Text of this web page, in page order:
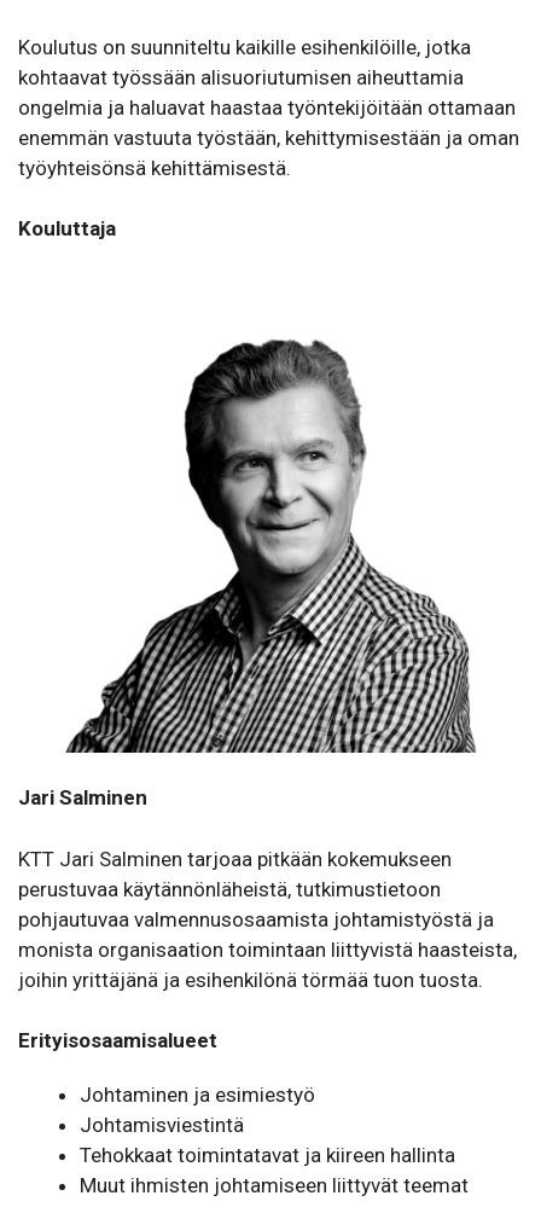
Koulutus on suun­ni­teltu kaikille esihenkilöille, jotka
kohtaavat työssään alisuo­riu­tu­misen aiheut­tamia
ongelmia ja haluavat haastaa työn­te­ki­jöitään ottamaan
enemmän vastuuta työstään, kehit­ty­mi­sestään ja oman
työyh­tei­sönsä kehit­tä­mi­sestä.
Kouluttaja
Jari Salminen
KTT Jari Salminen tarjoaa pitkään kokemukseen
perustuvaa käytännönläheistä, tutkimustietoon
pohjautuvaa valmennusosaamista johtamistyöstä ja
monista organisaation toimintaan liittyvistä haasteista,
joihin yrittäjänä ja esihenkilönä törmää tuon tuosta.
Erityisosaamisalueet
Johta­minen ja esimiestyö
Johta­mis­vies­tintä
Tehokkaat toimin­ta­tavat ja kiireen hallinta
Muut ihmisten johta­miseen liit­tyvät teemat